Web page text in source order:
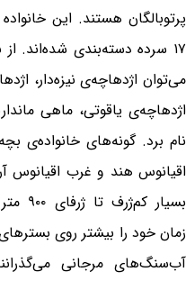
۱۷ سرده دسته‌بندی شده‌اند.
می‌توان اژدهاچه‌ی نیزه‌دار،
اژدهاچه‌ی یاقوتی، ماهی
نام برد. گونه‌های خانواده‌ی
اقیانوس هند و غرب اقیانوس
زمان خود را بیشتر روی
آب‌سنگ‌های مرجانی